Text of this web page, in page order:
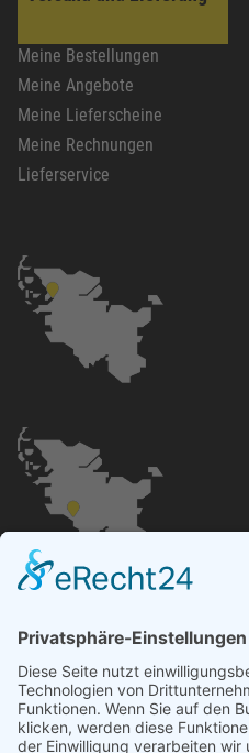
Meine Bestellungen
Meine Angebote
Meine Lieferscheine
Meine Rechnungen
Lieferservice